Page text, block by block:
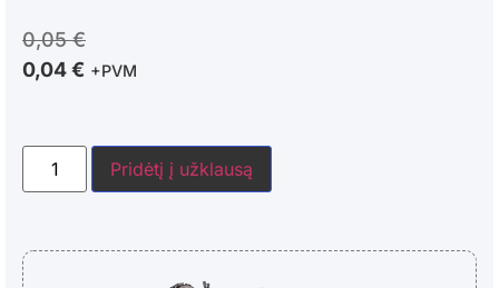
0,05€
0,04€ +PVM
Pridėtį į užklausą